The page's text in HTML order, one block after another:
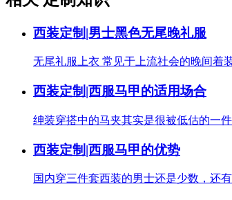
西装定制|男士黑色无尾晚礼服
无尾礼服上衣 常见于上流社会的晚间着
西装定制|西服马甲的适用场合
绅装穿搭中的马夹其实是很被低估的一
西装定制|西服马甲的优势
国内穿三件套西装的男士还是少数，还